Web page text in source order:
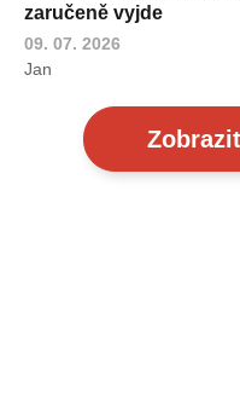
zaručeně vyjde
09. 07. 2026
Jan